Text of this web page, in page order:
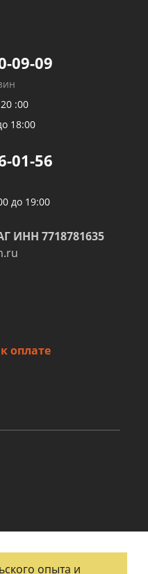
09-09
:00
18:00
01-56
до 19:00
ИНН 7718781635
оплате
опыта и